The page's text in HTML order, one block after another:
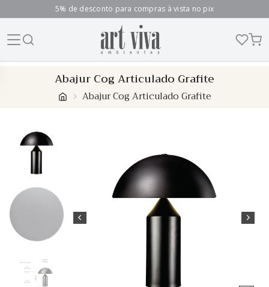
5% de desconto para compras à vista no pix
Abajur Cog Articulado Grafite
Abajur Cog Articulado Grafite